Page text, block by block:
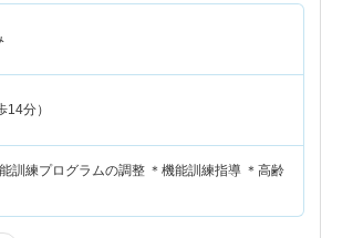
分）
訓練プログラムの調整 ＊機能訓練指導 ＊高齢